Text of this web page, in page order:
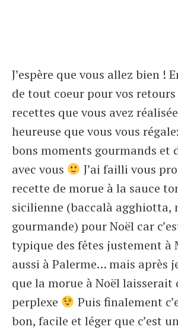
J’espère que vous allez bien !
de tout coeur pour vos retours
recettes que vous avez
heureuse que vous vous
bons moments gourmands et
avec vous
J’ai failli vous
recette de morue à la sauce
sicilienne (baccalà agghiotta,
gourmande) pour Noël car
typique des fêtes justement à
aussi à Palerme… mais après
que la morue à Noël laisserait
perplexe
Puis finalement
bon, facile et léger que c’est